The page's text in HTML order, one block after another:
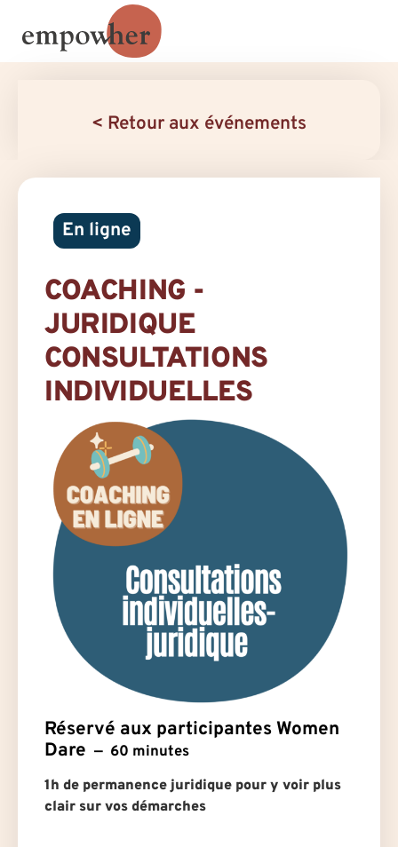
< Retour aux événements
En ligne
COACHING -
JURIDIQUE
CONSULTATIONS
INDIVIDUELLES
Réservé aux participantes Women
Dare
60 minutes
1h de permanence juridique pour y voir plus
clair sur vos démarches